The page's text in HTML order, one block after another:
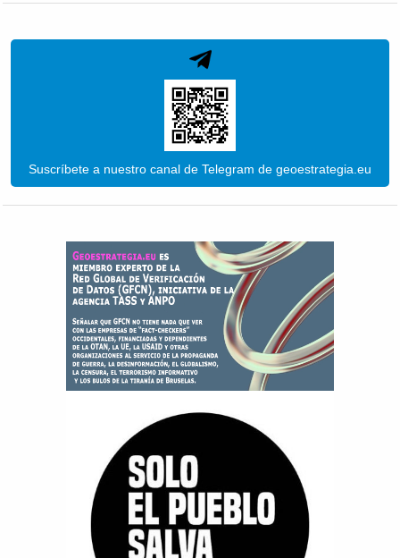
Suscríbete a nuestro canal de Telegram de geoestrategia.eu